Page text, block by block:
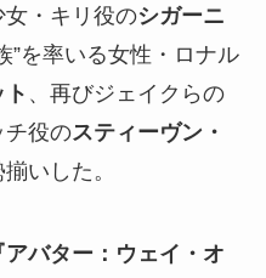
・キリ役のシガーニ
”を率いる女性・ロナル
、再びジェイクらの
チ役のスティーヴン・
いした。
アバター：ウェイ・オ